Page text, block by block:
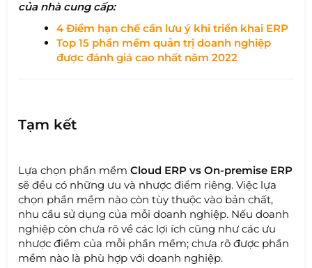
của nhà cung cấp:
4 Điểm hạn chế cần lưu ý khi triển khai ERP
Top 15 phần mềm quản trị doanh nghiệp
được đánh giá cao nhất năm 2022
Tạm kết
Lựa chọn phần mềmCloud ERP vs On-premise ERP
sẽ đều có những ưu và nhược điểm riêng. Việc lựa
chọn phần mềm nào còn tùy thuộc vào bản chất,
nhu cầu sử dụng của mỗi doanh nghiệp. Nếu doanh
nghiệp còn chưa rõ về các lợi ích cũng như các ưu
nhược điểm của mỗi phần mềm; chưa rõ được phần
mềm nào là phù hợp với doanh nghiệp.